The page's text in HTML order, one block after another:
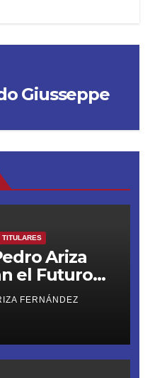
Giusseppe
TITULARES
Ariza
el Futuro
FERNÁNDEZ